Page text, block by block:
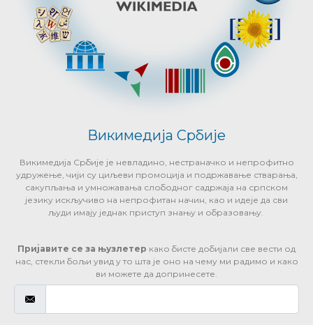
Викимедија Србије
Викимедија Србије је невладино, нестраначко и непрофитно
удружење, чији су циљеви промоција и подржавање стварања,
сакупљања и умножавања слободног садржаја на српском
језику искључиво на непрофитан начин, као и идеје да сви
људи имају једнак приступ знању и образовању.
Пријавите се за њузлетер како бисте добијали све вести од
нас, стекли бољи увид у то шта је оно на чему ми радимо и како
ви можете да допринесете.